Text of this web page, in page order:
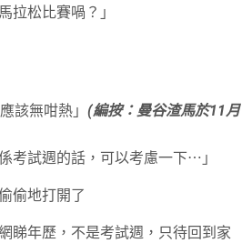
拉松比賽喎？」
該無咁熱」(編按：曼谷渣馬於11月
考試週的話，可以考慮一下⋯」
偷地打開了
睇年歷，不是考試週，只待回到家